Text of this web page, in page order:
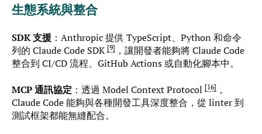
生態系統與整合
SDK 支援 ：Anthropic 提供 TypeScript、Python 和命令
列的 Claude Code SDK 9
，讓開發者能夠將 Claude Code
整合到 CI/CD 流程、GitHub Actions 或自動化腳本中。
MCP 通訊協定 ：透過 Model Context Protocol 16
，
Claude Code 能夠與各種開發工具深度整合，從 linter 到
測試框架都能無縫配合。